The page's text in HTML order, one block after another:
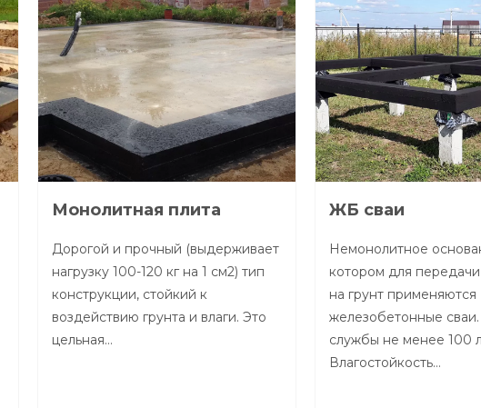
Монолитная плита
Дорогой и прочный (выдерживает
нагрузку 100-120 кг на 1 см2) тип
конструкции, стойкий к
воздействию грунта и влаги. Это
цельная…
ЖБ сваи
Немонолитное
котором для
на грунт применяются
железобетонные
службы не менее 100
Влагостойкость…
Тип строения
Этажность
Материалы стен